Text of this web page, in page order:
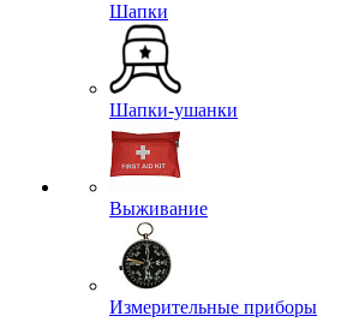
Шапки
Шапки-ушанки
Выживание
Измерительные приборы